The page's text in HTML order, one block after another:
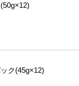
ク(45g×12)